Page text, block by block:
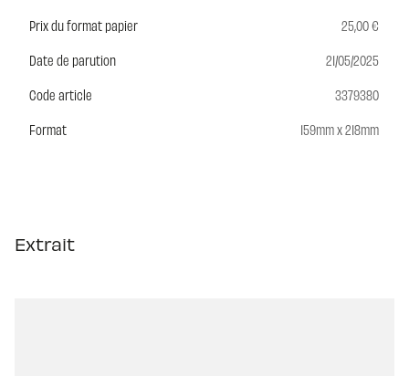
Prix du format papier
25,00 €
Date de parution
21/05/2025
Code article
3379380
Format
159mm x 218mm
Extrait